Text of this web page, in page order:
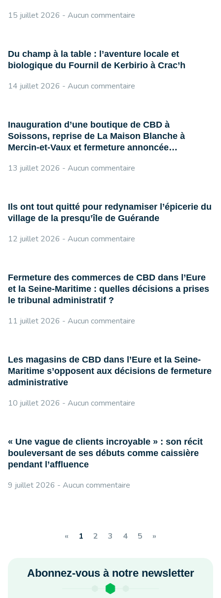
15 juillet 2026 Aucun commentaire
Du champ à la table : l’aventure locale et
biologique du Fournil de Kerbirio à Crac’h
14 juillet 2026 Aucun commentaire
Inauguration d’une boutique de CBD à
Soissons, reprise de La Maison Blanche à
Mercin-et-Vaux et fermeture annoncée…
13 juillet 2026 Aucun commentaire
Ils ont tout quitté pour redynamiser l’épicerie du
village de la presqu’île de Guérande
12 juillet 2026 Aucun commentaire
Fermeture des commerces de CBD dans l’Eure
et la Seine-Maritime : quelles décisions a prises
le tribunal administratif ?
11 juillet 2026 Aucun commentaire
Les magasins de CBD dans l’Eure et la Seine-
Maritime s’opposent aux décisions de fermeture
administrative
10 juillet 2026 Aucun commentaire
« Une vague de clients incroyable » : son récit
bouleversant de ses débuts comme caissière
pendant l’affluence
9 juillet 2026 Aucun commentaire
« 1 2 3 4 5 »
Abonnez-vous à notre newsletter